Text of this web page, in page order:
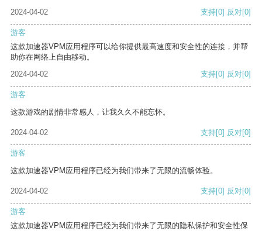
2024-04-02 支持[0] 反对[0]
游客
这款加速器VPM应用程序可以给你提供最高速度和安全性的连接，并帮
助你在网络上自由移动。
2024-04-02
支持[0] 反对[0]
游客
这款游戏的剧情非常感人，让我久久不能忘怀。
2024-04-02 支持[0] 反对[0]
游客
这款加速器VPM应用程序已经为我们带来了无限的流畅体验。
2024-04-02 支持[0] 反对[0]
游客
这款加速器VPM应用程序已经为我们带来了无限的隐私保护和安全性保